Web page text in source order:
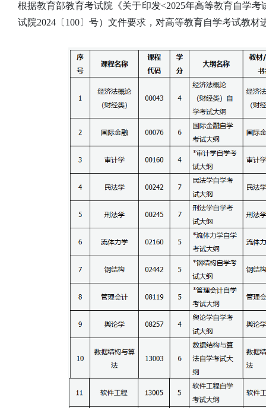
根据教育部教育考试院《关于印发<2025年高等教育自学
试院2024〔100〕号）文件要求，对高等教育自学考试教材